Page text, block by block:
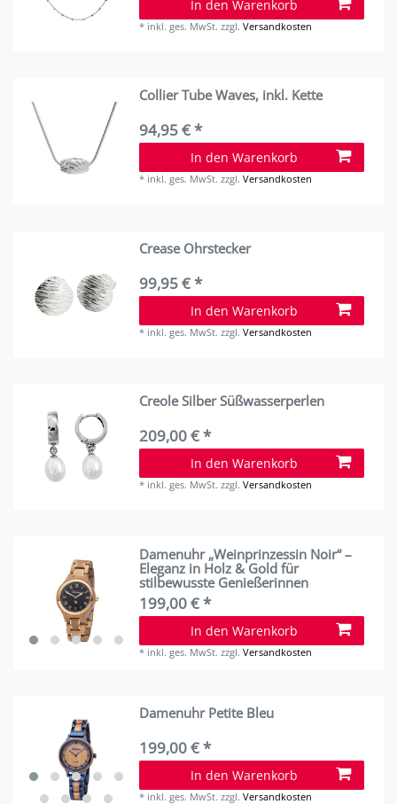
In den Warenkorb
* inkl. ges. MwSt. zzgl.Versandkosten
Collier Tube Waves, inkl. Kette
94,95 € *
In den Warenkorb
* inkl. ges. MwSt. zzgl.Versandkosten
Crease Ohrstecker
99,95 € *
In den Warenkorb
* inkl. ges. MwSt. zzgl.Versandkosten
Creole Silber Süßwasserperlen
209,00 € *
In den Warenkorb
* inkl. ges. MwSt. zzgl.Versandkosten
Damenuhr „Weinprinzessin Noir“ –
Eleganz in Holz & Gold für
stilbewusste Genießerinnen
199,00 € *
In den Warenkorb
* inkl. ges. MwSt. zzgl.Versandkosten
Damenuhr Petite Bleu
199,00 € *
In den Warenkorb
* inkl. ges. MwSt. zzgl.Versandkosten